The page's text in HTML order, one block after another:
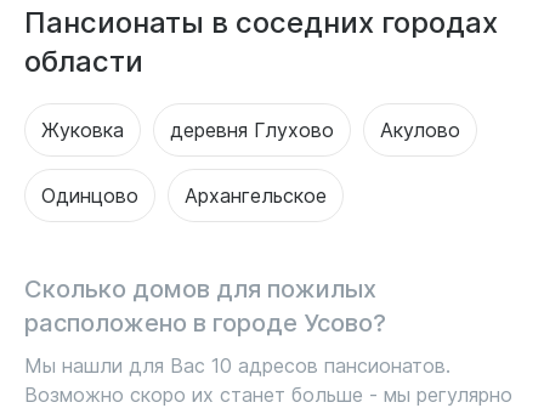
Пансионаты в соседних городах
области
Жуковка деревня Глухово Акулово
Одинцово Архангельское
Сколько домов для пожилых
расположено в городе Усово?
Мы нашли для Вас 10 адресов пансионатов.
Возможно скоро их станет больше - мы регулярно